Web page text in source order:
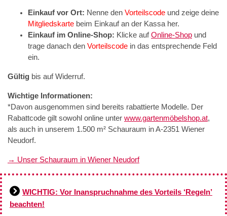
Einkauf vor Ort: Nenne den Vorteilscode und zeige deine
Mitgliedskarte beim Einkauf an der Kassa her.
Einkauf im Online-Shop: Klicke aufOnline-Shop und
trage danach den Vorteilscode in das entsprechende Feld
ein.
Gültig bis auf Widerruf.
Wichtige Informationen:
*Davon ausgenommen sind bereits rabattierte Modelle. Der
Rabattcode gilt sowohl online unter www.gartenmöbelshop.at,
als auch in unserem 1.500 m² Schauraum in A-2351 Wiener
Neudorf.
→ Unser Schauraum in Wiener Neudorf
WICHTIG: Vor Inanspruchnahme des Vorteils ‘Regeln’
beachten!